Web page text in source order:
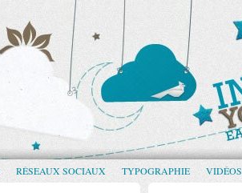
RÉSEAUX SOCIAUX TYPOGRAPHIE VIDÉOS